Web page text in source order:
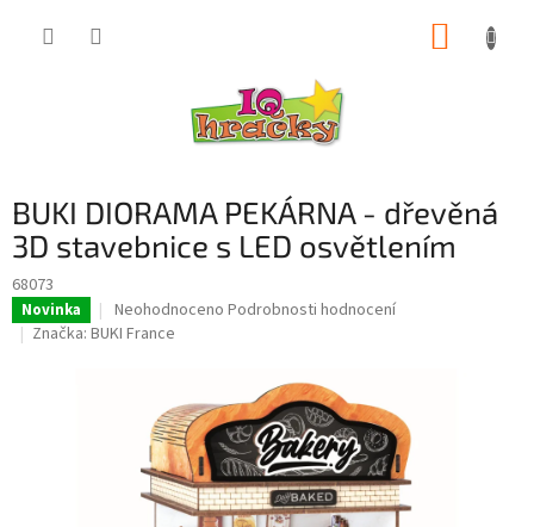
BUKI DIORAMA PEKÁRNA - dřevěná
3D stavebnice s LED osvětlením
68073
Novinka
Průměrné
hodnocení
hvězdiček.
Neohodnoceno Podrobnosti hodnocení
Značka: BUKI France